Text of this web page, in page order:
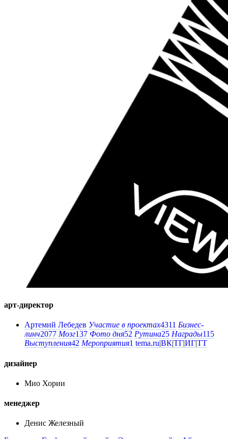
арт-директор
Артемий Лебедев Участие в проектах4311 Бизнес-
линч2077 Мозг137 Фото дня52 Рутина25 Награды115
Выступления42 Мероприятия1 tema.ru|ВК|ТГ|ИГ|ТТ
дизайнер
Мио Хории
менеджер
Денис Железный